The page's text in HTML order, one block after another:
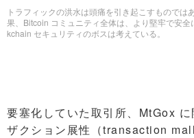
トラフィックの洪水は頭痛を引き起こすものでは
果、Bitcoin コミュニティ全体は、より堅牢で安
kchain セキュリティのボスは考えている。
要塞化していた取引所、MtGox
ザクション展性（transaction